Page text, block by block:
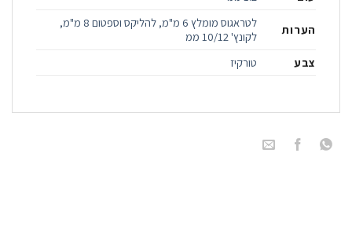
הערות
לטראגוס מומלץ 6 מ"מ, להליקס וספטום 8 מ"מ,
לקונץ' 10/12 ממ
צבע
טורקיז